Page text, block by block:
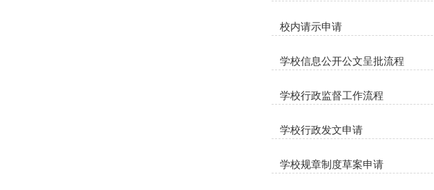
校内请示申请
学校信息公开公文呈批流程
学校行政监督工作流程
学校行政发文申请
学校规章制度草案申请